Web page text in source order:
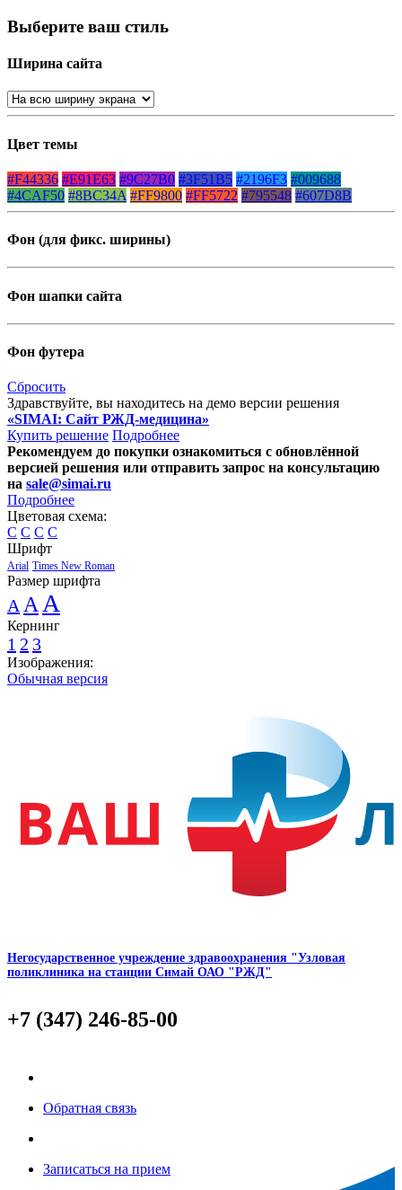
Выберите ваш стиль
Ширина сайта
Цвет темы
#F44336 #E91E63 #9C27B0 #3F51B5 #2196F3 #009688
#4CAF50 #8BC34A #FF9800 #FF5722 #795548 #607D8B
Фон (для фикс. ширины)
Фон шапки сайта
Фон футера
Сбросить
Здравствуйте, вы находитесь на демо версии решения
«SIMAI: Сайт РЖД-медицина»
Купить решение Подробнее
Рекомендуем до покупки ознакомиться с обновлённой
версией решения или отправить запрос на консультацию
на sale@simai.ru
Подробнее
Цветовая схема:
C C C C
Шрифт
Arial Times New Roman
Размер шрифта
A AA
Кернинг
1 2 3
Изображения:
Обычная версия
Негосударственное учреждение здравоохранения "Узловая
поликлиника на станции Симай ОАО "РЖД"
+7 (347) 246-85-00
Обратная связь
Записаться на прием